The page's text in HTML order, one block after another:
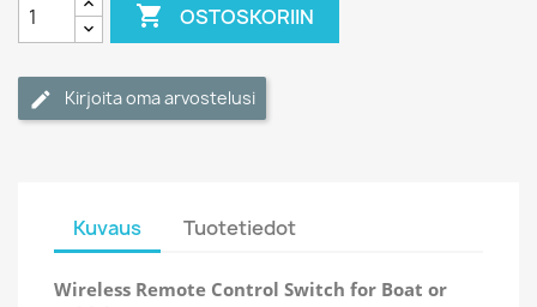
 OSTOSKORIIN
Kirjoita oma arvostelusi
Kuvaus Tuotetiedot
Wireless Remote Control Switch for Boat or